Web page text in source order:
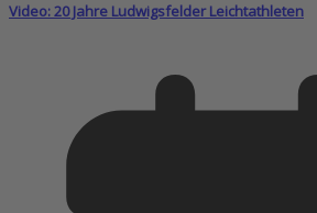
Video: 20 Jahre Ludwigsfelder Leichtathleten